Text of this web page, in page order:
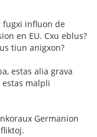
fugxi influon de
en EU. Cxu eblus?
tiun anigxon?
estas alia grava
estas malpli
Germanion